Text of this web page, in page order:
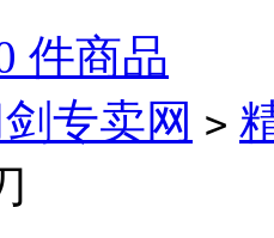
件商品
专卖网 >